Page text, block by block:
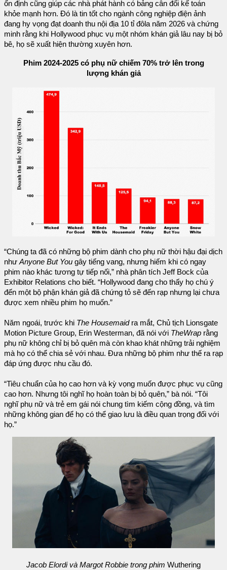
ổn định cũng giúp các nhà phát hành có bảng cân đối kế toán
khỏe mạnh hơn. Đó là tin tốt cho ngành công nghiệp điện ảnh
đang hy vọng đạt doanh thu nội địa 10 tỉ đôla năm 2026 và chứng
minh rằng khi Hollywood phục vụ một nhóm khán giả lâu nay bị bỏ
bê, họ sẽ xuất hiện thường xuyên hơn.
Phim 2024-2025 có phụ nữ chiếm 70% trở lên trong
lượng khán giả
“Chúng ta đã có những bộ phim dành cho phụ nữ thời hậu đại dịch
như Anyone But You gây tiếng vang, nhưng hiếm khi có ngay
phim nào khác tương tự tiếp nối,” nhà phân tích Jeff Bock của
Exhibitor Relations cho biết. “Hollywood đang cho thấy họ chú ý
đến một bộ phận khán giả đã chứng tỏ sẽ đến rạp nhưng lại chưa
được xem nhiều phim họ muốn.”
Năm ngoái, trước khi The Housemaidra mắt, Chủ tịch Lionsgate
Motion Picture Group, Erin Westerman, đã nói với TheWrap rằng
phụ nữ không chỉ bị bỏ quên mà còn khao khát những trải nghiệm
mà họ có thể chia sẻ với nhau. Đưa những bộ phim như thế ra rạp
đáp ứng được nhu cầu đó.
“Tiêu chuẩn của họ cao hơn và kỳ vọng muốn được phục vụ cũng
cao hơn. Nhưng tôi nghĩ họ hoàn toàn bị bỏ quên,” bà nói. “Tôi
nghĩ phụ nữ và trẻ em gái nói chung tìm kiếm cộng đồng, và tìm
những không gian để họ có thể giao lưu là điều quan trọng đối với
họ.”
Jacob Elordi và Margot Robbie trong phim Wuthering